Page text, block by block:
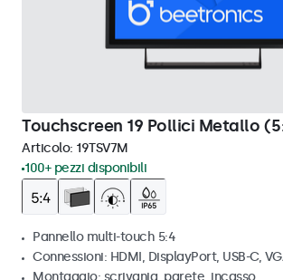
Touchscreen 19 Pollici Metallo
Articolo: 19TSV7M
100+ pezzi disponibili
Pannello multi-touch 5:4
Connessioni: HDMI, DisplayPort, USB-C,
Montaggio: scrivania, parete, incasso